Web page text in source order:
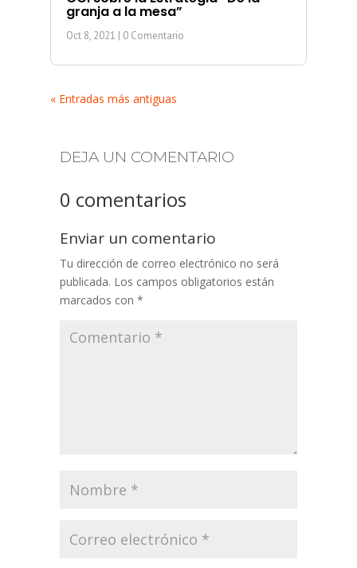
granja a la mesa”
Oct 8, 2021 | 0 Comentario
« Entradas más antiguas
DEJA UN COMENTARIO
0 comentarios
Enviar un comentario
Tu dirección de correo electrónico no será
publicada. Los campos obligatorios están
marcados con *